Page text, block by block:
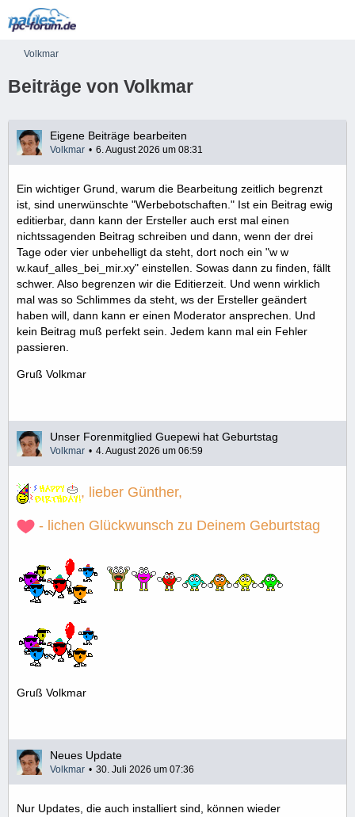
Volkmar
Beiträge von Volkmar
Eigene Beiträge bearbeiten
Volkmar 6. August 2026 um 08:31
Ein wichtiger Grund, warum die Bearbeitung zeitlich begrenzt
ist, sind unerwünschte "Werbebotschaften." Ist ein Beitrag ewig
editierbar, dann kann der Ersteller auch erst mal einen
nichtssagenden Beitrag schreiben und dann, wenn der drei
Tage oder vier unbehelligt da steht, dort noch ein "w w
w.kauf_alles_bei_mir.xy" einstellen. Sowas dann zu finden, fällt
schwer. Also begrenzen wir die Editierzeit. Und wenn wirklich
mal was so Schlimmes da steht, ws der Ersteller geändert
haben will, dann kann er einen Moderator ansprechen. Und
kein Beitrag muß perfekt sein. Jedem kann mal ein Fehler
passieren.
Gruß Volkmar
Unser Forenmitglied Guepewi hat Geburtstag
Volkmar 4. August 2026 um 06:59
, lieber Günther,
- lichen Glückwunsch zu Deinem Geburtstag
Gruß Volkmar
Neues Update
Volkmar 30. Juli 2026 um 07:36
Nur Updates, die auch installiert sind, können wieder